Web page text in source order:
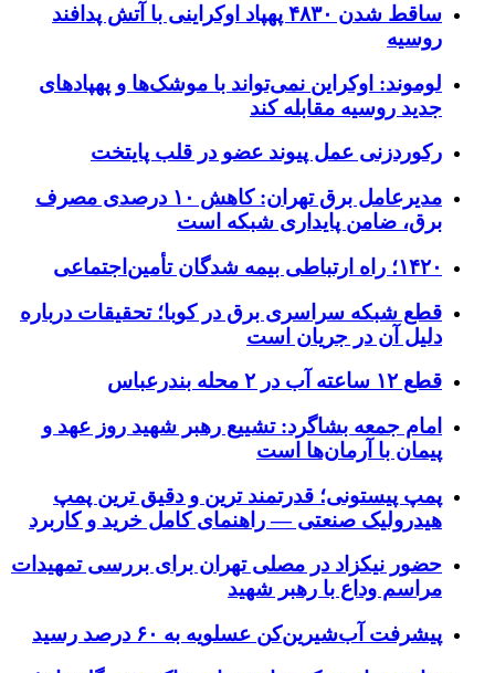
ساقط شدن ۴۸۳۰ پهپاد اوکراینی با آتش پدافند
روسیه
لوموند: اوکراین نمی‌تواند با موشک‌ها و پهپادهای
جدید روسیه مقابله کند
رکوردزنی عمل پیوند عضو در قلب پایتخت
مدیرعامل برق تهران: کاهش ۱۰ درصدی مصرف
برق، ضامن پایداری شبکه است
۱۴۲۰؛ راه ارتباطی بیمه شدگان تأمین‌اجتماعی
قطع شبکه سراسری برق در کوبا؛ تحقیقات درباره
دلیل آن در جریان است
قطع ۱۲ ساعته آب در ۲ محله بندرعباس
امام جمعه بشاگرد: تشییع رهبر شهید روز عهد و
پیمان با آرمان‌ها است
پمپ پیستونی؛ قدرتمند ترین و دقیق‌ ترین پمپ
هیدرولیک صنعتی — راهنمای کامل خرید و کاربرد
حضور نیکزاد در مصلی تهران برای بررسی تمهیدات
مراسم وداع با رهبر شهید
پیشرفت آب‌شیرین‌کن عسلویه به ۶۰ درصد رسید